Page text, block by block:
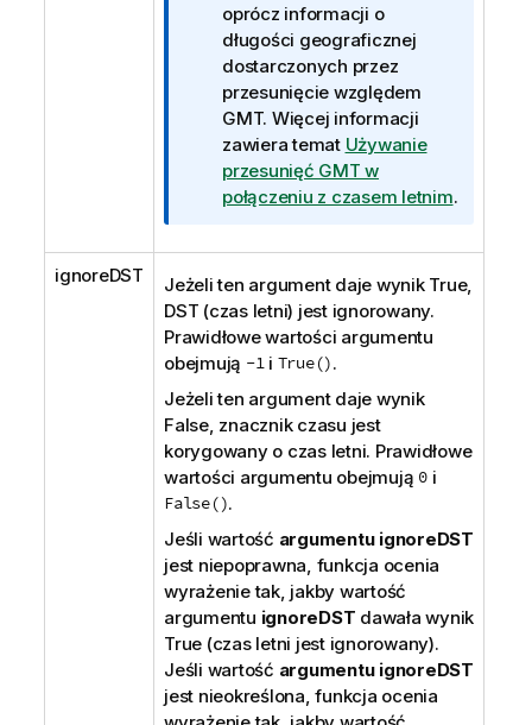
oprócz informacji o
długości geograficznej
dostarczonych przez
przesunięcie względem
GMT. Więcej informacji
zawiera temat Używanie
przesunięć GMT w
połączeniu z czasem letnim.
ignoreDST Jeżeli ten argument daje wynik True,
DST (czas letni) jest ignorowany.
Prawidłowe wartości argumentu
obejmują -1i True().
Jeżeli ten argument daje wynik
False, znacznik czasu jest
korygowany o czas letni. Prawidłowe
wartości argumentu obejmują 0i
False().
Jeśli wartość argumentu ignoreDST
jest niepoprawna, funkcja ocenia
wyrażenie tak, jakby wartość
argumentu ignoreDST dawała wynik
True (czas letni jest ignorowany).
Jeśli wartość argumentu ignoreDST
jest nieokreślona, funkcja ocenia